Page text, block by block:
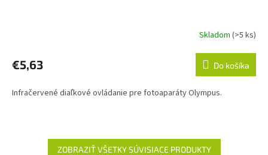
Skladom (>5 ks)
€5,63 Do košíka
Infračervené diaľkové ovládanie pre fotoaparáty Olympus.
ZOBRAZIŤ VŠETKY SÚVISIACE PRODUKTY